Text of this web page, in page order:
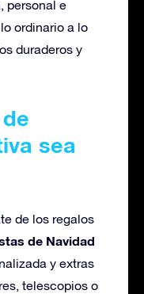
personal e
ordinario a lo
duraderos y
sea
de los regalos
de Navidad
y extras
telescopios o